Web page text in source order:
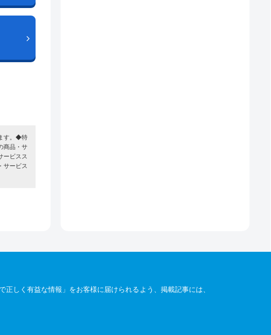
す。◆特
商品・サ
ービスス
サービス
しく有益な情報」をお客様に届けられるよう、掲載記事には、